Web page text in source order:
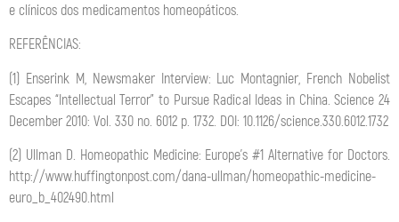
e clínicos dos medicamentos homeopáticos.
REFERÊNCIAS:
(1) Enserink M, Newsmaker Interview: Luc Montagnier, French Nobelist
Escapes “Intellectual Terror” to Pursue Radical Ideas in China. Science 24
December 2010: Vol. 330 no. 6012 p. 1732. DOI: 10.1126/science.330.6012.1732
(2) Ullman D. Homeopathic Medicine: Europe’s #1 Alternative for Doctors.
http://www.huffingtonpost.com/dana-ullman/homeopathic-medicine-
euro_b_402490.html